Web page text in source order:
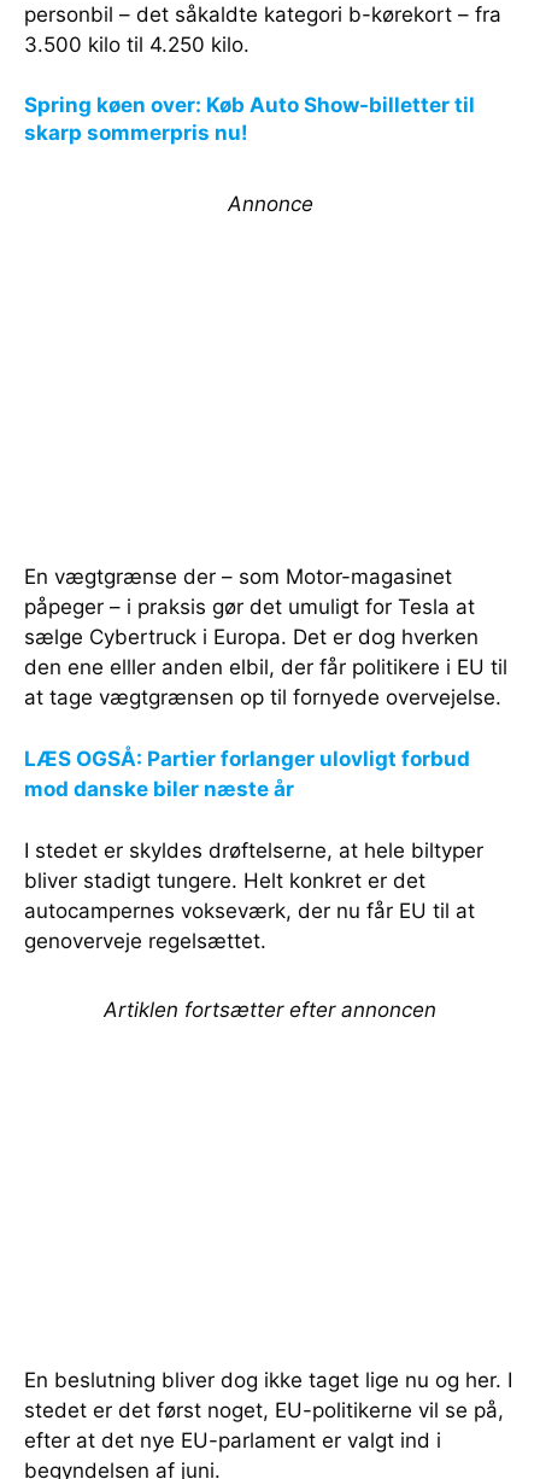
personbil – det såkaldte kategori b-kørekort – fra
3.500 kilo til 4.250 kilo.
Spring køen over: Køb Auto Show-billetter til
skarp sommerpris nu!
Annonce
En vægtgrænse der – som Motor-magasinet
påpeger – i praksis gør det umuligt for Tesla at
sælge Cybertruck i Europa. Det er dog hverken
den ene elller anden elbil, der får politikere i EU til
at tage vægtgrænsen op til fornyede overvejelse.
LÆS OGSÅ: Partier forlanger ulovligt forbud
mod danske biler næste år
I stedet er skyldes drøftelserne, at hele biltyper
bliver stadigt tungere. Helt konkret er det
autocampernes vokseværk, der nu får EU til at
genoverveje regelsættet.
Artiklen fortsætter efter annoncen
En beslutning bliver dog ikke taget lige nu og her. I
stedet er det først noget, EU-politikerne vil se på,
efter at det nye EU-parlament er valgt ind i
begyndelsen af juni.